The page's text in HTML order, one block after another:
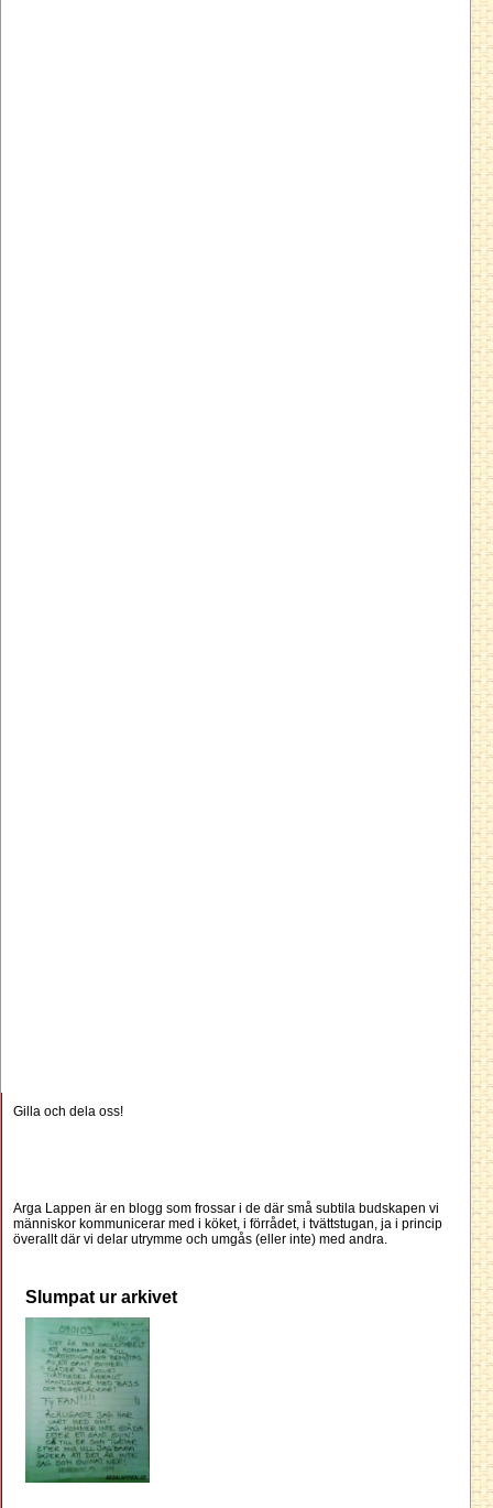
Gilla och dela oss!
Arga Lappen är en blogg som frossar i de där små subtila budskapen vi
människor kommunicerar med i köket, i förrådet, i tvättstugan, ja i princip
överallt där vi delar utrymme och umgås (eller inte) med andra.
Slumpat ur arkivet